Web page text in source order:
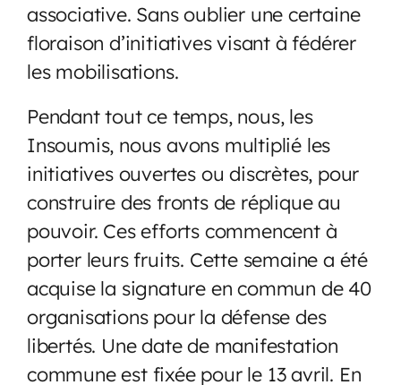
associative. Sans oublier une certaine
floraison d’initiatives visant à fédérer
les mobilisations.
Pendant tout ce temps, nous, les
Insoumis, nous avons multiplié les
initiatives ouvertes ou discrètes, pour
construire des fronts de réplique au
pouvoir. Ces efforts commencent à
porter leurs fruits. Cette semaine a été
acquise la signature en commun de 40
organisations pour la défense des
libertés. Une date de manifestation
commune est fixée pour le 13 avril. En